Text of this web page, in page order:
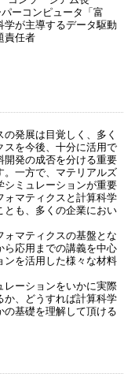
ーコンピュータ「富
学が主導するデータ駆動
責任者
発展は目覚しく、多く
スを今後、十分に活用で
開発の成否を分ける重要
。一方で、マテリアルズ
シミュレーションが重要
ォマティクスと計算科学
とも、多くの企業におい
マティクスの基盤とな
ら応用までの講義を中心
ンを活用した様々な材料
ーションをいかに実際
か、どうすれば計算科学
の基礎を理解して頂ける